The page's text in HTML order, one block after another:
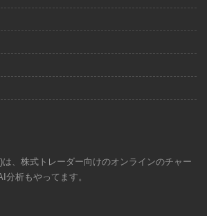
、株式トレーダー向けのオンラインのチャー
分析もやってます。